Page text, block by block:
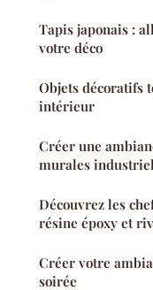
Tapis japonais :
votre déco
Objets décoratifs
intérieur
Créer une
murales
Découvrez les
résine époxy et
Créer votre
soirée